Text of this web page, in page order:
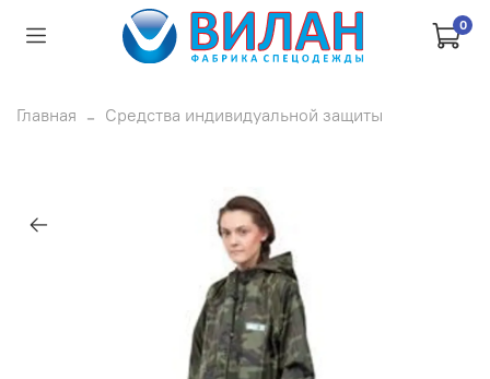
0
Главная Средства индивидуальной защиты